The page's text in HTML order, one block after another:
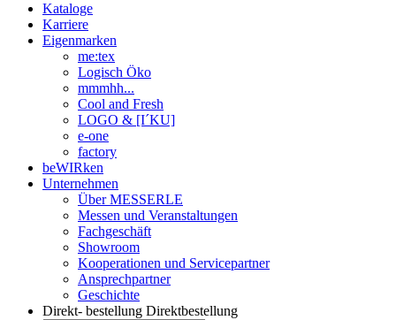
Kataloge
Karriere
Eigenmarken
me:tex
Logisch Öko
mmmhh...
Cool and Fresh
LOGO & [I´KU]
e-one
factory
beWIRken
Unternehmen
Über MESSERLE
Messen und Veranstaltungen
Fachgeschäft
Showroom
Kooperationen und Servicepartner
Ansprechpartner
Geschichte
Direkt- bestellung Direktbestellung